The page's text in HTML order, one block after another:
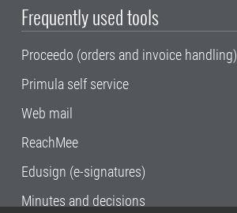
Frequently used tools
Proceedo (orders and invoice handling)
Primula self service
Web mail
ReachMee
Edusign (e-signatures)
Minutes and decisions